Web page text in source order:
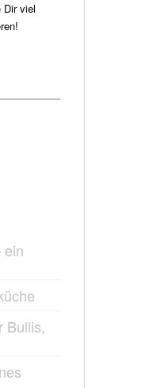
Dir viel
ein
Bullis,